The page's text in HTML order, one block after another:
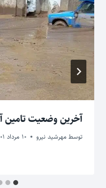
آخرین وضعیت
توسط مهرشید نیرو 10 مرداد 1401